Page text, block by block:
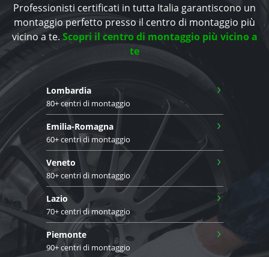
Professionisti certificati in tutta Italia garantiscono un
montaggio perfetto presso il centro di montaggio più
vicino a te. Scopri il centro di montaggio più vicino a
te
Lombardia
80+ centri di montaggio
›
Emilia-Romagna
60+ centri di montaggio
›
Veneto
80+ centri di montaggio
›
Lazio
70+ centri di montaggio
›
Piemonte
90+ centri di montaggio
›